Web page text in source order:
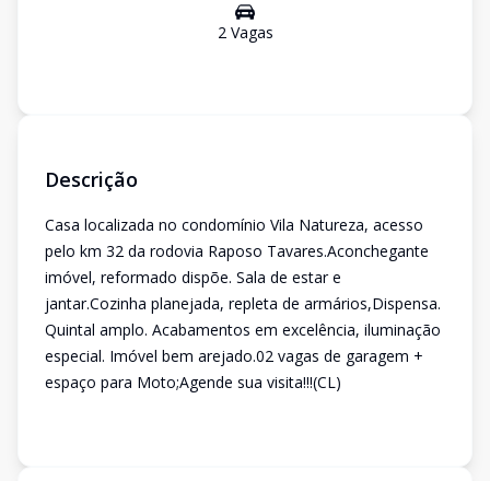
2Vagas
Descrição
Casa localizada no condomínio Vila Natureza, acesso
pelo km 32 da rodovia Raposo Tavares.Aconchegante
imóvel, reformado dispõe. Sala de estar e
jantar.Cozinha planejada, repleta de armários,Dispensa.
Quintal amplo. Acabamentos em excelência, iluminação
especial. Imóvel bem arejado.02 vagas de garagem +
espaço para Moto;Agende sua visita!!!(CL)